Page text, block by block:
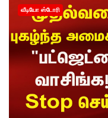
வீடியோ ஸ்டோரி